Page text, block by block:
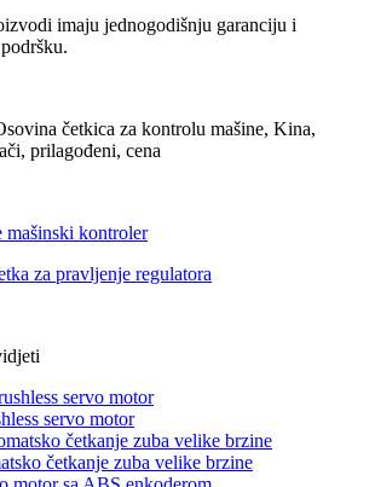
imaju jednogodišnju garanciju i
četkica za kontrolu mašine, Kina,
prilagođeni, cena
mašinski kontroler
za pravljenje regulatora
servo motor
četkanje zuba velike brzine